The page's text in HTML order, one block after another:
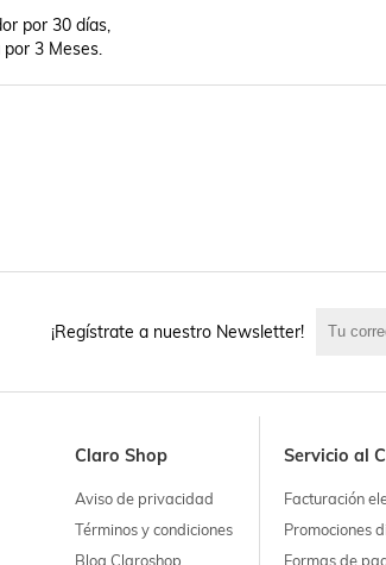
por 30 días,
3 Meses.
¡Regístrate a nuestro Newsletter!
Claro Shop
Aviso de privacidad
Términos y condiciones
Blog Claroshop
Servicio al
Facturación
Promociones
Formas de